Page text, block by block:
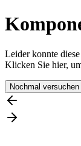
Leider konnte
Klicken Sie hier,
Nochmal versuchen